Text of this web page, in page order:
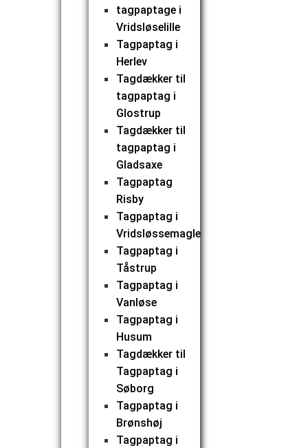
tagpaptage i
Vridsløselille
Tagpaptag i
Herlev
Tagdækker til
tagpaptag i
Glostrup
Tagdækker til
tagpaptag i
Gladsaxe
Tagpaptag
Risby
Tagpaptag i
Vridsløssemagle
Tagpaptag i
Tåstrup
Tagpaptag i
Vanløse
Tagpaptag i
Husum
Tagdækker til
Tagpaptag i
Søborg
Tagpaptag i
Brønshøj
Tagpaptag i